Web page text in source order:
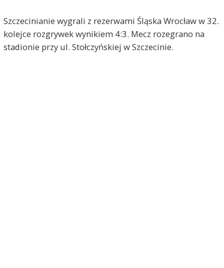
Szczecinianie wygrali z rezerwami Śląska Wrocław w 32.
kolejce rozgrywek wynikiem 4:3. Mecz rozegrano na
stadionie przy ul. Stołczyńskiej w Szczecinie.